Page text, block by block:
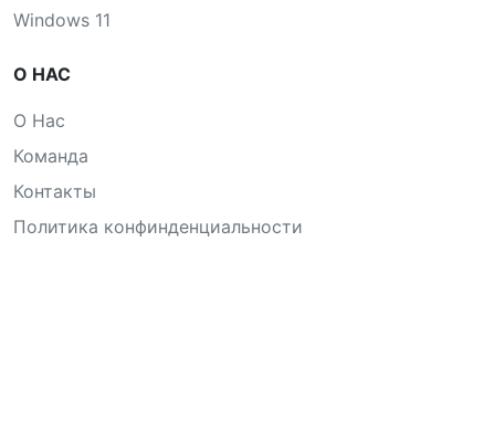
Windows 11
О НАС
О Нас
Команда
Контакты
Политика конфинденциальности